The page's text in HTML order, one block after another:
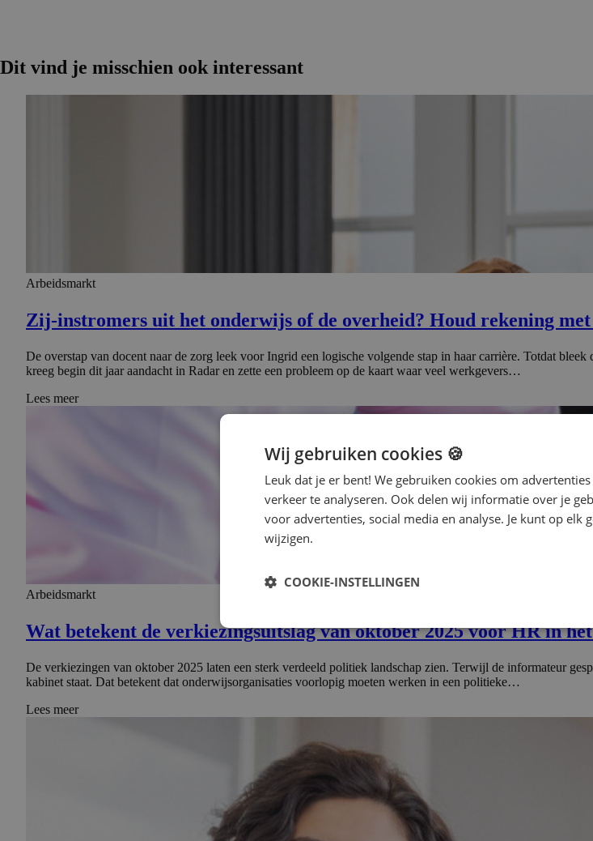
Dit vind je misschien ook interessant
Arbeidsmarkt
Zij-instromers uit het onderwijs of de overheid? Houd rekening met
De overstap van docent naar de zorg leek voor Ingrid een logische volgende stap in haar carrière. Totdat
kreeg begin dit jaar aandacht in Radar en zette een probleem op de kaart waar veel werkgevers…
Lees meer
Arbeidsmarkt
Wat betekent de verkiezings­uit­slag van oktober 2025 voor HR in
De verkiezingen van oktober 2025 laten een sterk verdeeld politiek landschap zien. Terwijl de informateur
kabinet staat. Dat betekent dat onderwijsorganisaties voorlopig moeten werken in een politieke…
Lees meer
Wij gebruiken cookies 🍪
Leuk dat je er bent! We gebruiken cookies om
verkeer te analyseren. Ook delen wij informatie over je
voor advertenties, social media en analyse. Je kunt op
wijzigen.
COOKIE-INSTELLINGEN